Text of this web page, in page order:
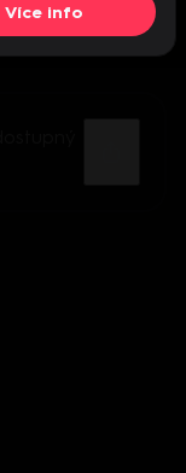
Více info